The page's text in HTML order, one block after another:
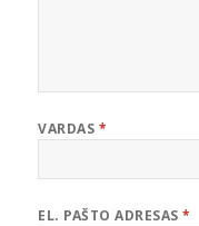
VARDAS *
EL. PAŠTO ADRESAS*